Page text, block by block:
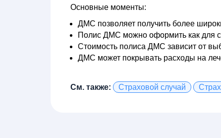
Основные моменты:
ДМС позволяет получить более
Полис ДМС можно оформить как для
Стоимость полиса ДМС зависит от
ДМС может покрывать расходы на
См. также: Страховой случай